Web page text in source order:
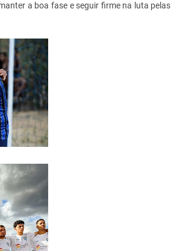
a boa fase e seguir firme na luta pelas